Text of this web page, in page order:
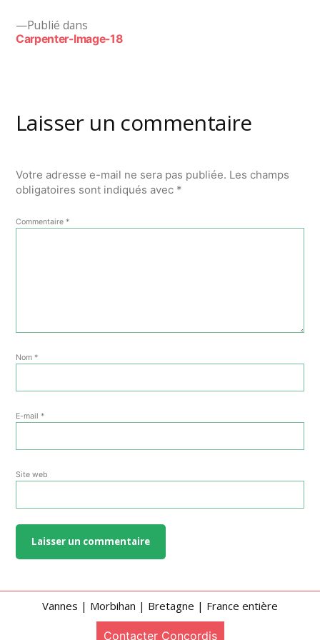
Navigation
Publié dans
Carpenter-Image-18
Laisser un commentaire
Votre adresse e-mail ne sera pas publiée. Les champs
obligatoires sont indiqués avec *
Commentaire *
Nom *
E-mail *
Site web
Vannes | Morbihan | Bretagne | France entière
Contacter Concordis